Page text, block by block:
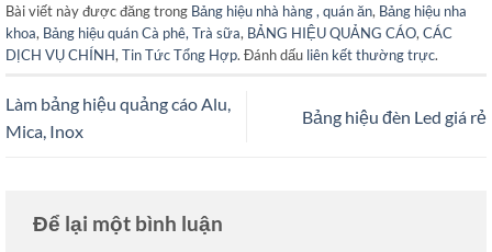
Bài viết này được đăng trong Bảng hiệu nhà hàng , quán ăn, Bảng hiệu nha
khoa, Bảng hiệu quán Cà phê, Trà sữa, BẢNG HIỆU QUẢNG CÁO, CÁC
DỊCH VỤ CHÍNH, Tin Tức Tổng Hợp. Đánh dấu liên kết thường trực.
Làm bảng hiệu quảng cáo Alu,
Mica, Inox
Bảng hiệu đèn Led giá rẻ
Để lại một bình luận